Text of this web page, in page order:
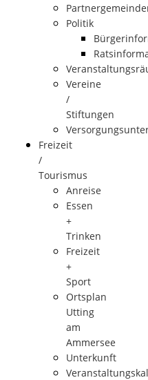
Politik
Vereine
/
Stiftungen
Freizeit
/
Tourismus
Anreise
Essen
+
Trinken
Freizeit
+
Sport
Ortsplan
Utting
am
Ammersee
Unterkunft